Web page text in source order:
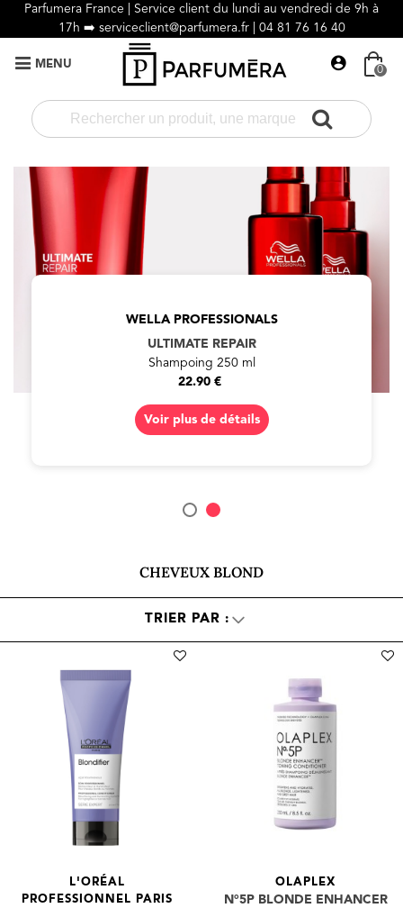
Parfumera France | Service client du lundi au vendredi de 9h à
17h ➡️ serviceclient@parfumera.fr | 04 81 76 16 40
MENU 0
CHEVEUX BLOND
L'ORÉAL
PROFESSIONNEL PARIS
OLAPLEX
N°5P BLONDE ENHANCER